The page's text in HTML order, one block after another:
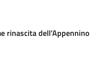
rinascita dell’Appennino